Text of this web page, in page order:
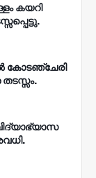
കയറി
കോടഞ്ചേരി